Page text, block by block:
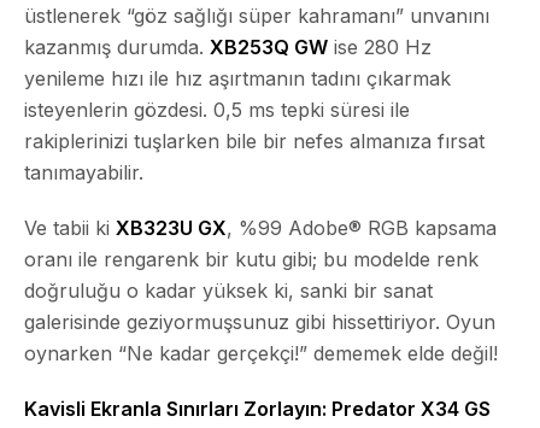
üstlenerek “göz sağlığı süper kahramanı” unvanını
kazanmış durumda. XB253Q GW ise 280 Hz
yenileme hızı ile hız aşırtmanın tadını çıkarmak
isteyenlerin gözdesi. 0,5 ms tepki süresi ile
rakiplerinizi tuşlarken bile bir nefes almanıza fırsat
tanımayabilir.
Ve tabii ki XB323U GX, %99 Adobe® RGB kapsama
oranı ile rengarenk bir kutu gibi; bu modelde renk
doğruluğu o kadar yüksek ki, sanki bir sanat
galerisinde geziyormuşsunuz gibi hissettiriyor. Oyun
oynarken “Ne kadar gerçekçi!” dememek elde değil!
Kavisli Ekranla Sınırları Zorlayın: Predator X34 GS